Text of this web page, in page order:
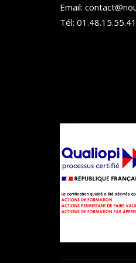
Email:
Tél: 01.48.15.55.41